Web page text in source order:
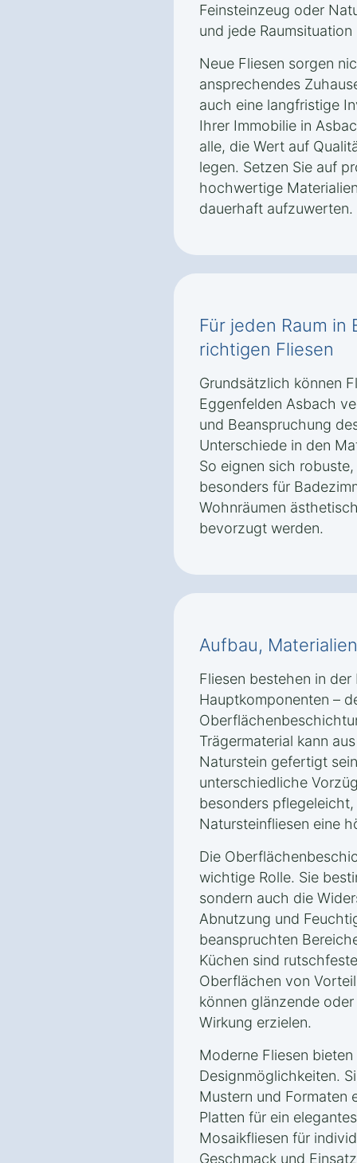
Feinsteinzeug oder
und jede
Neue Fliesen sorgen
ansprechendes
auch eine langfristige
Ihrer Immobilie in
alle, die Wert auf
legen. Setzen Sie auf
hochwertige
dauerhaft aufzuwerten.
Für jeden Raum in
richtigen Fliesen
Grundsätzlich können
Eggenfelden Asbach
und Beanspruchung
Unterschiede in den
So eignen sich
besonders für
Wohnräumen
bevorzugt werden.
Aufbau,
Fliesen bestehen in der
Hauptkomponenten –
Trägermaterial kann
Naturstein gefertigt
unterschiedliche
besonders
Natursteinfliesen eine
Die
wichtige Rolle. Sie
sondern auch die
Abnutzung und
beanspruchten
Küchen sind
Oberflächen von
können glänzende
Wirkung erzielen.
Moderne Fliesen
Designmöglichkeiten.
Mustern und Formaten
Platten für ein
Mosaikfliesen für
Geschmack und